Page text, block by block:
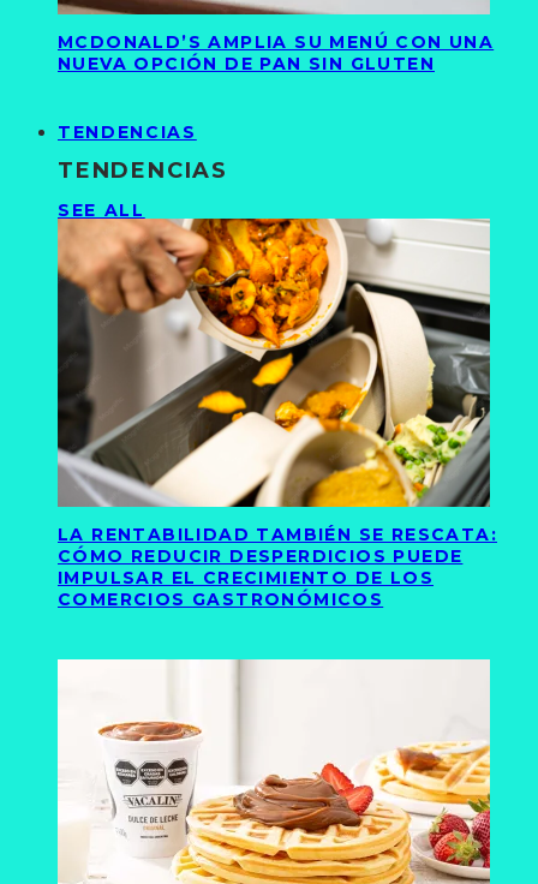
MCDONALD’S AMPLIA SU MENÚ CON UNA
NUEVA OPCIÓN DE PAN SIN GLUTEN
TENDENCIAS
TENDENCIAS
SEE ALL
LA RENTABILIDAD TAMBIÉN SE RESCATA:
CÓMO REDUCIR DESPERDICIOS PUEDE
IMPULSAR EL CRECIMIENTO DE LOS
COMERCIOS GASTRONÓMICOS